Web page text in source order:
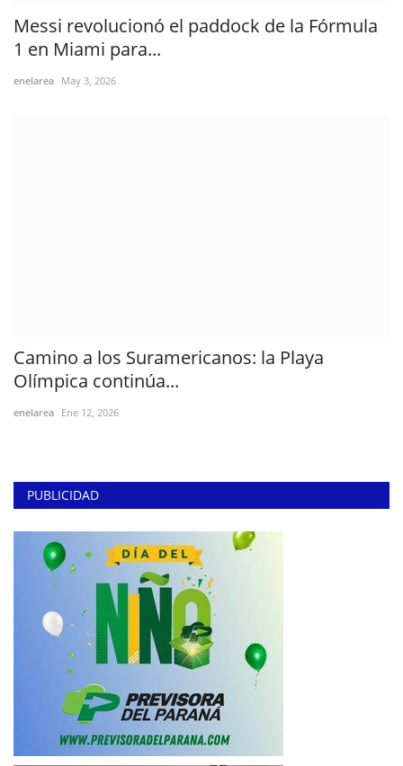
Messi revolucionó el paddock de la Fórmula
1 en Miami para...
enelarea May 3, 2026
Camino a los Suramericanos: la Playa
Olímpica continúa...
enelarea Ene 12, 2026
PUBLICIDAD